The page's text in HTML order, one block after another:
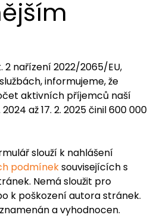
2 nařízení 2022/2065/EU,
informujeme, že
aktivních příjemců naší
až 17. 2. 2025 činil 600 000
slouží k nahlášení
podmíneksouvisejících s
Nemá sloužit pro
k poškození autora stránek.
a vyhodnocen.